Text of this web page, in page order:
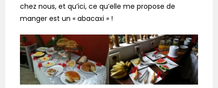
chez nous, et qu’ici, ce qu’elle me propose de
manger est un « abacaxi » !